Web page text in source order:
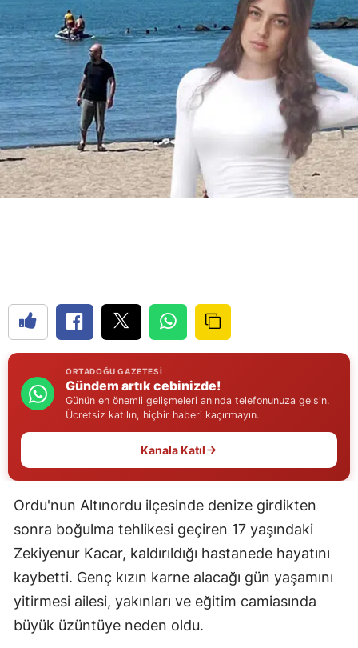
Bursa
Çanakkale
Çankırı
Çorum
Denizli
Diyarbakır
Erzurum
Eskişehir
Gaziantep
Giresun
Gümüşhane
Hakkari
Hatay
Isparta
Mersin
İstanbul
ORTADOĞU GAZETESI
Gündem artık cebinizde!
Günün en önemli gelişmeleri anında telefonunuza gelsin.
Ücretsiz katılın, hiçbir haberi kaçırmayın.
Kanala Katıl
Ordu'nun Altınordu ilçesinde denize girdikten
sonra boğulma tehlikesi geçiren 17 yaşındaki
Zekiyenur Kacar, kaldırıldığı hastanede hayatını
kaybetti. Genç kızın karne alacağı gün yaşamını
yitirmesi ailesi, yakınları ve eğitim camiasında
büyük üzüntüye neden oldu.